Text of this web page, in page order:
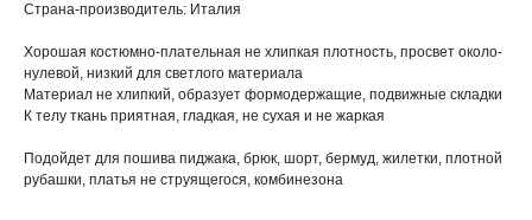
Страна-производитель: Италия
Хорошая костюмно-плательная не хлипкая плотность, просвет около-
нулевой, низкий для светлого материала
Материал не хлипкий, образует формодержащие, подвижные складки
К телу ткань приятная, гладкая, не сухая и не жаркая
Подойдет для пошива пиджака, брюк, шорт, бермуд, жилетки, плотной
рубашки, платья не струящегося, комбинезона